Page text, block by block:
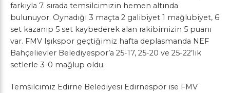
farkıyla 7. sırada temsilcimizin hemen altında
bulunuyor. Oynadığı 3 maçta 2 galibiyet 1 mağlubiyet, 6
set kazanıp 5 set kaybederek alan rakibimizin 5 puanı
var. FMV Işıkspor geçtiğimiz hafta deplasmanda NEF
Bahçelievler Belediyespor’a 25-17, 25-20 ve 25-22’lik
setlerle 3-0 mağlup oldu.
Temsilcimiz Edirne Belediyesi Edirnespor ise FMV